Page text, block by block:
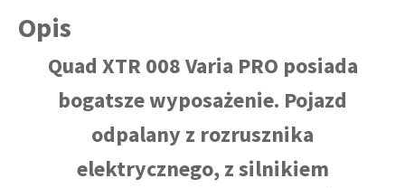
Opis
Quad XTR 008 Varia PRO posiada
bogatsze wyposażenie. Pojazd
odpalany z rozrusznika
elektrycznego, z silnikiem